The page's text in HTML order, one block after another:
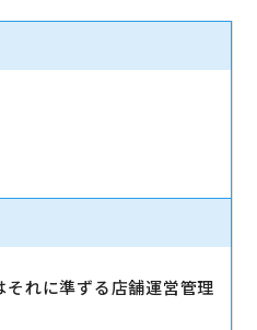
れに準ずる店舗運営管理